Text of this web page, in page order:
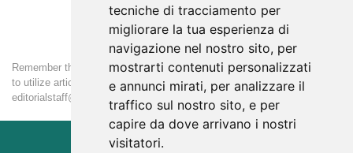
tecniche di tracciamento per
migliorare la tua esperienza di
navigazione nel nostro sito, per
mostrarti contenuti personalizzati
e annunci mirati, per analizzare il
traffico sul nostro sito, e per
capire da dove arrivano i nostri
visitatori.
Remember that the download is free only for personal use. If you want
to utilize articles for large distribution, please contact us at
editorialstaff@pneumologiapediatrica.it